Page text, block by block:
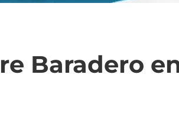
Baradero